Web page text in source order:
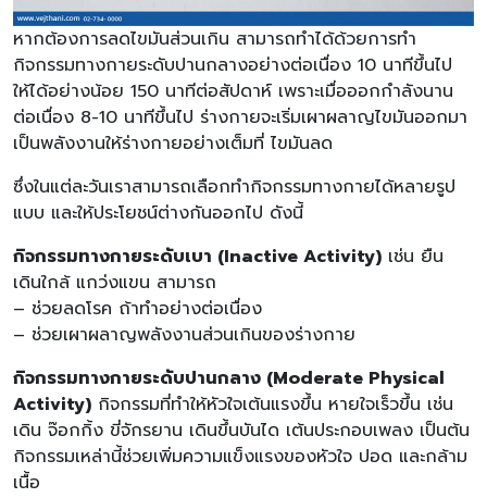
หากต้องการลดไขมันส่วนเกิน สามารถทำได้ด้วยการทำ
กิจกรรมทางกายระดับปานกลางอย่างต่อเนื่อง 10 นาทีขึ้นไป
ให้ได้อย่างน้อย 150 นาทีต่อสัปดาห์ เพราะเมื่อออกกำลังนาน
ต่อเนื่อง 8-10 นาทีขึ้นไป ร่างกายจะเริ่มเผาผลาญไขมันออกมา
เป็นพลังงานให้ร่างกายอย่างเต็มที่ ไขมันลด
ซึ่งในแต่ละวันเราสามารถเลือกทำกิจกรรมทางกายได้หลายรูป
แบบ และให้ประโยชน์ต่างกันออกไป ดังนี้
กิจกรรมทางกายระดับเบา (Inactive Activity) เช่น ยืน
เดินใกล้ แกว่งแขน สามารถ
– ช่วยลดโรค ถ้าทำอย่างต่อเนื่อง
– ช่วยเผาผลาญพลังงานส่วนเกินของร่างกาย
กิจกรรมทางกายระดับปานกลาง (Moderate Physical
Activity) กิจกรรมที่ทำให้หัวใจเต้นแรงขึ้น หายใจเร็วขึ้น เช่น
เดิน จ๊อกกิ้ง ขี่จักรยาน เดินขึ้นบันได เต้นประกอบเพลง เป็นต้น
กิจกรรมเหล่านี้ช่วยเพิ่มความแข็งแรงของหัวใจ ปอด และกล้าม
เนื้อ